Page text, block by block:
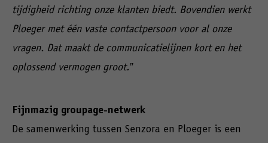
tijdigheid richting onze klanten biedt. Bovendien werkt
Ploeger met één vaste contactpersoon voor al onze
vragen. Dat maakt de communicatielijnen kort en het
oplossend vermogen groot.”
Fijnmazig groupage-netwerk
De samenwerking tussen Senzora en Ploeger is een